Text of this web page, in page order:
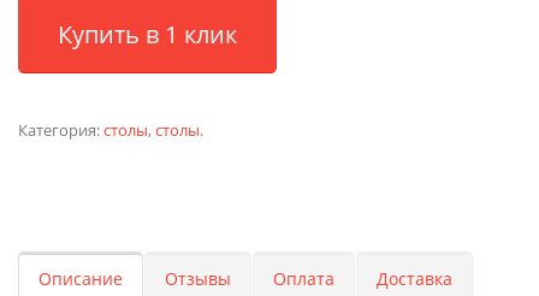
Купить в 1 клик
Категория:столы,столы.
Описание Отзывы Оплата Доставка